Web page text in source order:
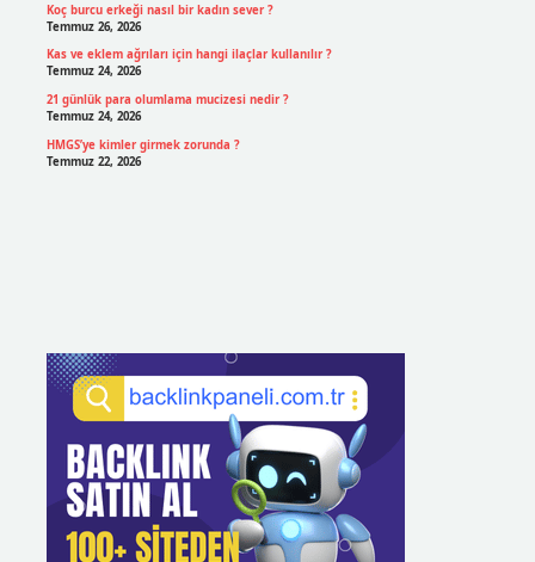
Koç burcu erkeği nasıl bir kadın sever ?
Temmuz 26, 2026
Kas ve eklem ağrıları için hangi ilaçlar kullanılır ?
Temmuz 24, 2026
21 günlük para olumlama mucizesi nedir ?
Temmuz 24, 2026
HMGS’ye kimler girmek zorunda ?
Temmuz 22, 2026